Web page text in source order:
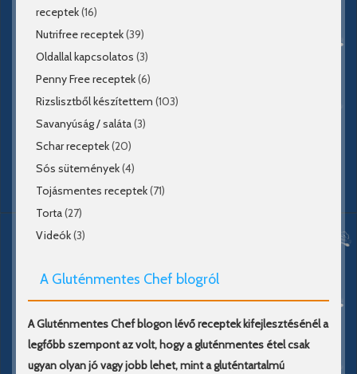
receptek(16)
Nutrifree receptek(39)
Oldallal kapcsolatos (3)
Penny Free receptek(6)
Rizslisztből készítettem (103)
Savanyúság / saláta(3)
Schar receptek(20)
Sós sütemények(4)
Tojásmentes receptek(71)
Torta(27)
Videók(3)
A Gluténmentes Chef blogról
A Gluténmentes Chef blogon lévő receptek kifejlesztésénél a
legfőbb szempont az volt, hogy a gluténmentes étel csak
ugyan olyan jó vagy jobb lehet, mint a gluténtartalmú